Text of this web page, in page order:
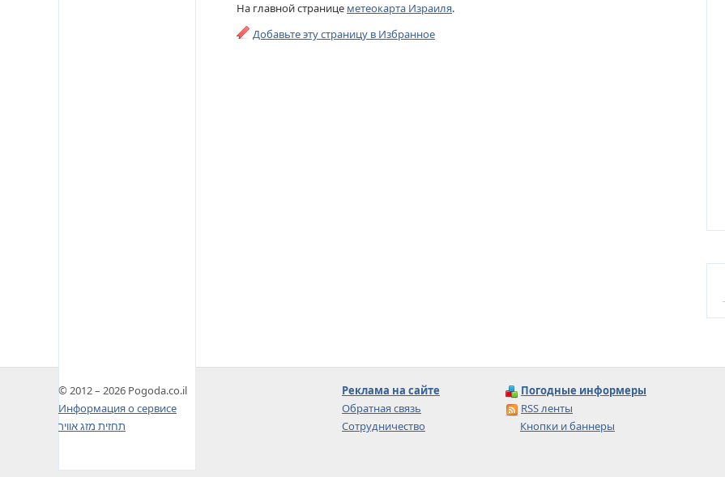
На главной странице метеокарта Израиля.
Добавьте эту страницу в Избранное
© 2012 – 2026 Pogoda.co.il
Информация о сервисе
תחזית מזג אוויר
Реклама на сайте
Обратная связь
Сотрудничество
Погодные информеры
RSS ленты
Кнопки и баннеры